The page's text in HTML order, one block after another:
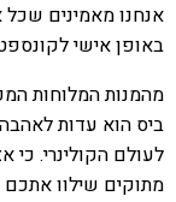
אנחנו מאמינים שכל
באופן אישי
מהמנות המלוחות
ביס הוא עדות
לעולם הקולינרי. כי
מתוקים שילוו